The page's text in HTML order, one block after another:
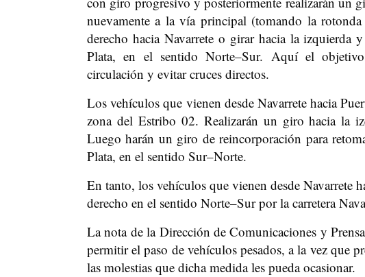
nuevamente a la vía principal (tomando la
derecho hacia Navarrete o girar hacia la izquierda
Plata, en el sentido Norte–Sur. Aquí el
circulación y evitar cruces directos.
Los vehículos que vienen desde Navarrete hacia
zona del Estribo 02. Realizarán un giro hacia la
Luego harán un giro de reincorporación para
Plata, en el sentido Sur–Norte.
En tanto, los vehículos que vienen desde Navarrete
derecho en el sentido Norte–Sur por la carretera
La nota de la Dirección de Comunicaciones y
permitir el paso de vehículos pesados, a la vez que
las molestias que dicha medida les pueda ocasionar.